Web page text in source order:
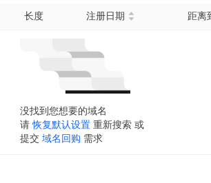
长度 注册日期 距离
没找到您想要的域名
请 恢复默认设置 重新搜索 或
提交 域名回购 需求